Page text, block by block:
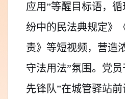
应用”等醒目标语，
纷中的民法典规定》
责》等短视频，营造
守法用法”氛围。 党员
先锋队”在城管驿站